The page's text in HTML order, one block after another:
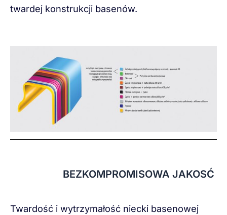
twardej konstrukcji basenów.
BEZKOMPROMISOWA JAKOSĆ
Twardość i wytrzymałość niecki basenowej